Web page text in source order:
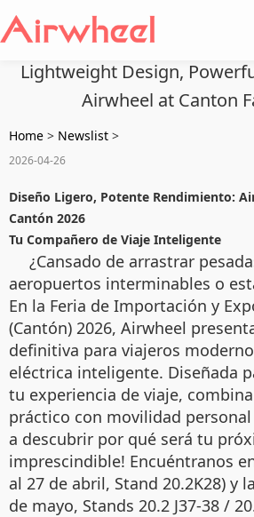
Lightweight Design,
Airwheel at Canton
Home > Newslist >
2026-04-26
Diseño Ligero, Potente Rendimiento:
Cantón 2026
Tu Compañero de Viaje Inteligente
¿Cansado de arrastrar
aeropuertos interminables o
En la Feria de Importación y
(Cantón) 2026, Airwheel
definitiva para viajeros
eléctrica inteligente. Diseñada
tu experiencia de viaje,
práctico con movilidad personal
a descubrir por qué será tu
imprescindible! Encuéntranos
al 27 de abril, Stand 20.2K28) y
de mayo, Stands 20.2 J37-38 /